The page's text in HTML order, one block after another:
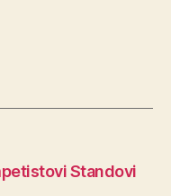
Standovi